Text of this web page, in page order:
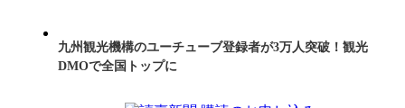
九州観光機構のユーチューブ登録者が3万人突破！観光
DMOで全国トップに